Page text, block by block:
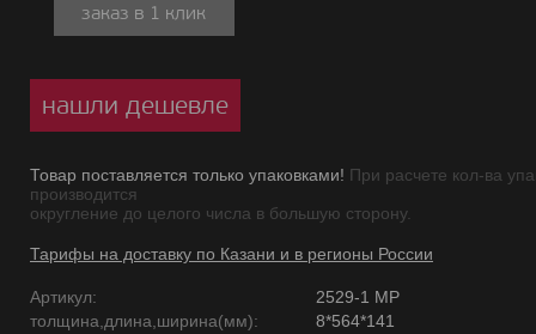
заказ в 1 клик
нашли дешевле
Товар поставляется только упаковками! При расчете кол-ва
производится
округление до целого числа в большую сторону.
Тарифы на доставку по Казани и в регионы России
Артикул:
2529-1 MР
толщина,длина,ширина(мм):
8*564*141